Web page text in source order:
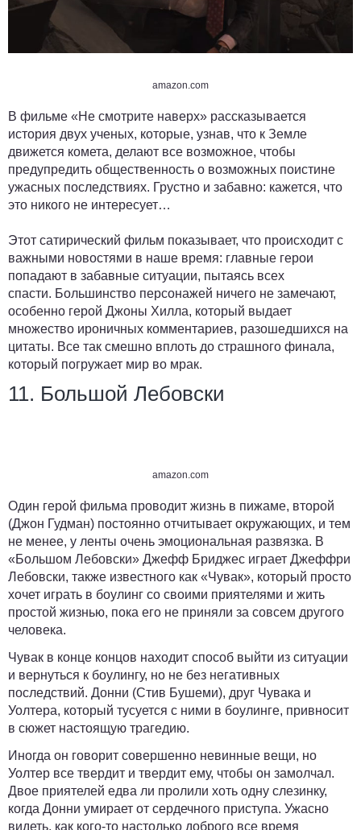
amazon.com
В фильме «Не смотрите наверх» рассказывается
история двух ученых, которые, узнав, что к Земле
движется комета, делают все возможное, чтобы
предупредить общественность о возможных поистине
ужасных последствиях. Грустно и забавно: кажется, что
это никого не интересует…
Этот сатирический фильм показывает, что происходит с
важными новостями в наше время: главные герои
попадают в забавные ситуации, пытаясь всех
спасти. Большинство персонажей ничего не замечают,
особенно герой Джоны Хилла, который выдает
множество ироничных комментариев, разошедшихся на
цитаты. Все так смешно вплоть до страшного финала,
который погружает мир во мрак.
11. Большой Лебовски
amazon.com
Один герой фильма проводит жизнь в пижаме, второй
(Джон Гудман) постоянно отчитывает окружающих, и тем
не менее, у ленты очень эмоциональная развязка. В
«Большом Лебовски» Джефф Бриджес играет Джеффри
Лебовски, также известного как «Чувак», который просто
хочет играть в боулинг со своими приятелями и жить
простой жизнью, пока его не приняли за совсем другого
человека.
Чувак в конце концов находит способ выйти из ситуации
и вернуться к боулингу, но не без негативных
последствий. Донни (Стив Бушеми), друг Чувака и
Уолтера, который тусуется с ними в боулинге, привносит
в сюжет настоящую трагедию.
Иногда он говорит совершенно невинные вещи, но
Уолтер все твердит и твердит ему, чтобы он замолчал.
Двое приятелей едва ли пролили хоть одну слезинку,
когда Донни умирает от сердечного приступа. Ужасно
видеть, как кого-то настолько доброго все время